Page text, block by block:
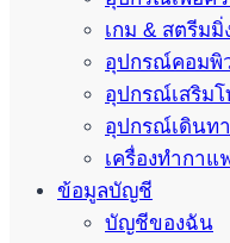
เกม & สตรีม
อุปกรณ์คอมพิ
อุปกรณ์เสริม
อุปกรณ์เดินท
เครื่องทำกา
ข้อมูลบัญชี
บัญชีของฉัน